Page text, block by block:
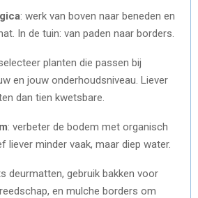
: werk van boven naar beneden en
In de tuin: van paden naar borders.
planten die passen bij
en jouw onderhoudsniveau. Liever
dan tien kwetsbare.
: verbeter de bodem met organisch
liever minder vaak, maar diep water.
deurmatten, gebruik bakken voor
en mulche borders om